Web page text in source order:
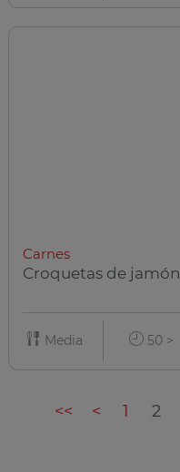
Carnes
Croquetas de jamón
Media 50 >
<< < 1 2